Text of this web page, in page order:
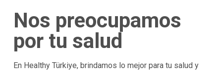
Nos preocupamos
por tu salud
En Healthy Türkiye, brindamos lo mejor para tu salud y